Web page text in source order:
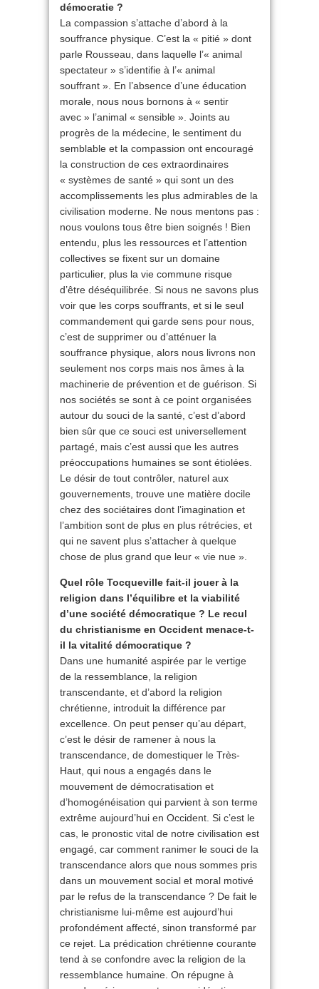
démocratie ?
La compassion s’attache d’abord à la
souffrance physique. C’est la « pitié » dont
parle Rousseau, dans laquelle l’« animal
spectateur » s’identifie à l’« animal
souffrant ». En l’absence d’une éducation
morale, nous nous bornons à « sentir
avec » l’animal « sensible ». Joints au
progrès de la médecine, le sentiment du
semblable et la compassion ont encouragé
la construction de ces extraordinaires
« systèmes de santé » qui sont un des
accomplissements les plus admirables de la
civilisation moderne. Ne nous mentons pas :
nous voulons tous être bien soignés ! Bien
entendu, plus les ressources et l’attention
collectives se fixent sur un domaine
particulier, plus la vie commune risque
d’être déséquilibrée. Si nous ne savons plus
voir que les corps souffrants, et si le seul
commandement qui garde sens pour nous,
c’est de supprimer ou d’atténuer la
souffrance physique, alors nous livrons non
seulement nos corps mais nos âmes à la
machinerie de prévention et de guérison. Si
nos sociétés se sont à ce point organisées
autour du souci de la santé, c’est d’abord
bien sûr que ce souci est universellement
partagé, mais c’est aussi que les autres
préoccupations humaines se sont étiolées.
Le désir de tout contrôler, naturel aux
gouvernements, trouve une matière docile
chez des sociétaires dont l’imagination et
l’ambition sont de plus en plus rétrécies, et
qui ne savent plus s’attacher à quelque
chose de plus grand que leur « vie nue ».
Quel rôle Tocqueville fait-il jouer à la
religion dans l’équilibre et la viabilité
d’une société démocratique ? Le recul
du christianisme en Occident menace-t-
il la vitalité démocratique ?
Dans une humanité aspirée par le vertige
de la ressemblance, la religion
transcendante, et d’abord la religion
chrétienne, introduit la différence par
excellence. On peut penser qu’au départ,
c’est le désir de ramener à nous la
transcendance, de domestiquer le Très-
Haut, qui nous a engagés dans le
mouvement de démocratisation et
d’homogénéisation qui parvient à son terme
extrême aujourd’hui en Occident. Si c’est le
cas, le pronostic vital de notre civilisation est
engagé, car comment ranimer le souci de la
transcendance alors que nous sommes pris
dans un mouvement social et moral motivé
par le refus de la transcendance ? De fait le
christianisme lui-même est aujourd’hui
profondément affecté, sinon transformé par
ce rejet. La prédication chrétienne courante
tend à se confondre avec la religion de la
ressemblance humaine. On répugne à